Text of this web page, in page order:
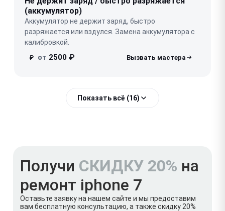
(аккумулятор)
Аккумулятор не держит заряд, быстро
разряжается или вздулся. Замена аккумулятора с
калибровкой.
₽ от 2500 ₽
Показать всё (16)
Получи СКИДКУ 20% на
ремонт iphone 7
Оставьте заявку на нашем сайте и мы предоставим
вам бесплатную консультацию, а также скидку 20%